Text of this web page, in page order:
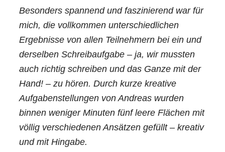
Besonders spannend und faszinierend war für
mich, die vollkommen unterschiedlichen
Ergebnisse von allen Teilnehmern bei ein und
derselben Schreibaufgabe – ja, wir mussten
auch richtig schreiben und das Ganze mit der
Hand! – zu hören. Durch kurze kreative
Aufgabenstellungen von Andreas wurden
binnen weniger Minuten fünf leere Flächen mit
völlig verschiedenen Ansätzen gefüllt – kreativ
und mit Hingabe.